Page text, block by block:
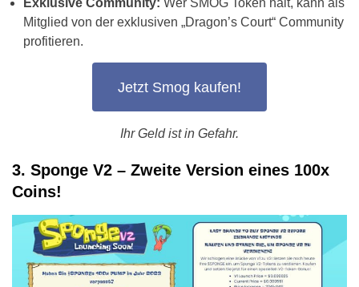
Exklusive Community: Wer SMOG Token hält, kann als
Mitglied von der exklusiven „Dragon’s Court“ Community
profitieren.
Jetzt Smog kaufen!
Ihr Geld ist in Gefahr.
3. Sponge V2 – Zweite Version eines 100x
Coins!